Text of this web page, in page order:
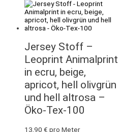
Jersey Stoff –
Leoprint Animalprint
in ecru, beige,
apricot, hell olivgrün
und hell altrosa –
Öko-Tex-100
13,90 € pro Meter